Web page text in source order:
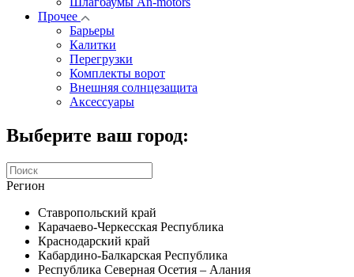
Прочее
Барьеры
Калитки
Перегрузки
Комплекты ворот
Внешняя солнцезащита
Аксессуары
Выберите ваш город:
Регион
Ставропольский край
Карачаево-Черкесская Республика
Краснодарский край
Кабардино-Балкарская Республика
Республика Северная Осетия – Алания